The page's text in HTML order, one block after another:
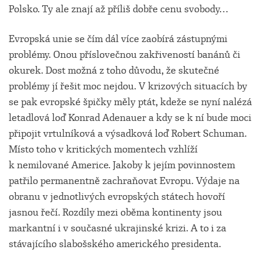
Polsko. Ty ale znají až příliš dobře cenu svobody…
Evropská unie se čím dál více zaobírá zástupnými
problémy. Onou příslovečnou zakřiveností banánů či
okurek. Dost možná z toho důvodu, že skutečné
problémy jí řešit moc nejdou. V krizových situacích by
se pak evropské špičky měly ptát, kdeže se nyní nalézá
letadlová loď Konrad Adenauer a kdy se k ní bude moci
připojit vrtulníková a výsadková loď Robert Schuman.
Místo toho v kritických momentech vzhlíží
k nemilované Americe. Jakoby k jejím povinnostem
patřilo permanentně zachraňovat Evropu. Výdaje na
obranu v jednotlivých evropských státech hovoří
jasnou řečí. Rozdíly mezi oběma kontinenty jsou
markantní i v současné ukrajinské krizi. A to i za
stávajícího slabošského amerického presidenta.